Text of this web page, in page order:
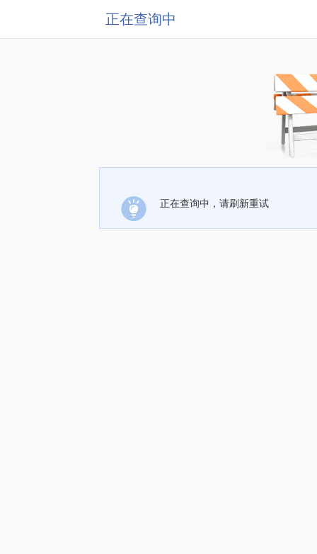
正在查询中
正在查询中，请刷新重试